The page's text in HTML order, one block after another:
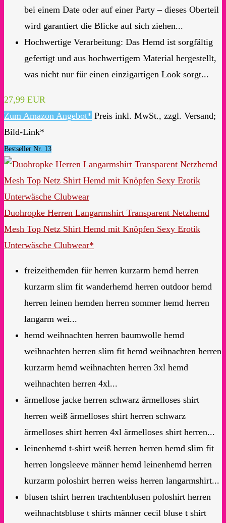
bei einem Date oder auf einer Party – dieses Oberteil
wird garantiert die Blicke auf sich ziehen...
Hochwertige Verarbeitung: Das Hemd ist sorgfältig
gefertigt und aus hochwertigem Material hergestellt,
was nicht nur für einen einzigartigen Look sorgt...
27,99 EUR
Zum Amazon Angebot* Preis inkl. MwSt., zzgl. Versand;
Bild-Link*
Bestseller Nr. 13
Duohropke Herren Langarmshirt Transparent Netzhemd
Mesh Top Netz Shirt Hemd mit Knöpfen Sexy Erotik
Unterwäsche Clubwear*
freizeithemden für herren kurzarm hemd herren
kurzarm slim fit wanderhemd herren outdoor hemd
herren leinen hemden herren sommer hemd herren
langarm wei...
hemd weihnachten herren baumwolle hemd
weihnachten herren slim fit hemd weihnachten herren
kurzarm hemd weihnachten herren 3xl hemd
weihnachten herren 4xl...
ärmellose jacke herren schwarz ärmelloses shirt
herren weiß ärmelloses shirt herren schwarz
ärmelloses shirt herren 4xl ärmelloses shirt herren...
leinenhemd t-shirt weiß herren herren hemd slim fit
herren longsleeve männer hemd leinenhemd herren
kurzarm poloshirt herren weiss herren langarmshirt...
blusen tshirt herren trachtenblusen poloshirt herren
weihnachtsbluse t shirts männer cecil bluse t shirt